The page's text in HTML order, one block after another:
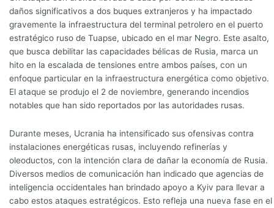
daños significativos a dos buques extranjeros y ha impactado
gravemente la infraestructura del terminal petrolero en el puerto
estratégico ruso de Tuapse, ubicado en el mar Negro. Este asalto,
que busca debilitar las capacidades bélicas de Rusia, marca un
hito en la escalada de tensiones entre ambos países, con un
enfoque particular en la infraestructura energética como objetivo.
El ataque se produjo el 2 de noviembre, generando incendios
notables que han sido reportados por las autoridades rusas.
Durante meses, Ucrania ha intensificado sus ofensivas contra
instalaciones energéticas rusas, incluyendo refinerías y
oleoductos, con la intención clara de dañar la economía de Rusia.
Diversos medios de comunicación han indicado que agencias de
inteligencia occidentales han brindado apoyo a Kyiv para llevar a
cabo estos ataques estratégicos. Esto refleja una nueva fase en el